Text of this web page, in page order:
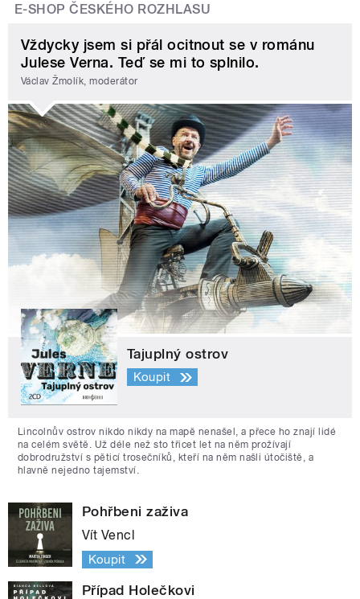
E-SHOP ČESKÉHO ROZHLASU
Vždycky jsem si přál ocitnout se v románu
Julese Verna. Teď se mi to splnilo.
Václav Žmolík, moderátor
Tajuplný ostrov
Koupit
Lincolnův ostrov nikdo nikdy na mapě nenašel, a přece ho znají lidé
na celém světě. Už déle než sto třicet let na něm prožívají
dobrodružství s pěticí trosečníků, kteří na něm našli útočiště, a
hlavně nejedno tajemství.
Pohřbeni zaživa
Vít Vencl
Koupit
Případ Holečkovi